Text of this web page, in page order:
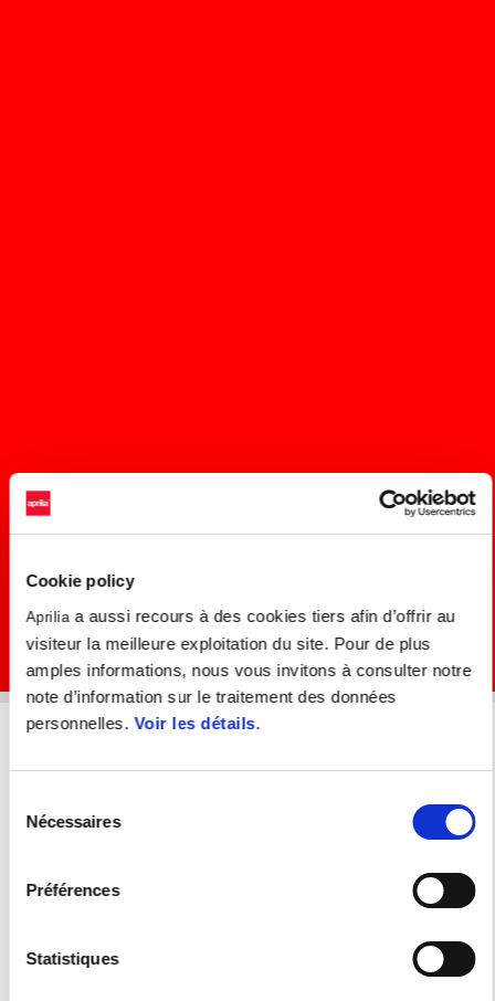
Cookie policy
Aprilia a aussi recours à des cookies tiers afin d’offrir au
visiteur la meilleure exploitation du site. Pour de plus
amples informations, nous vous invitons à consulter notre
note d’information sur le traitement des données
personnelles. Voir les détails.
Nécessaires
Préférences
Statistiques
Item
Item
4 ans de garantie sur la gamme
Durant les portes ouvertes Aprilia Days, l'ensemble de la gamme de
motos de 125cc à 1100cc intègrent une extension de garantie de 2